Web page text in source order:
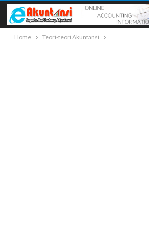
Home Teori-teori Akuntansi